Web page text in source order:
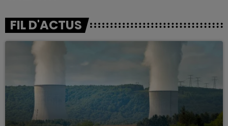
FIL D'ACTUS